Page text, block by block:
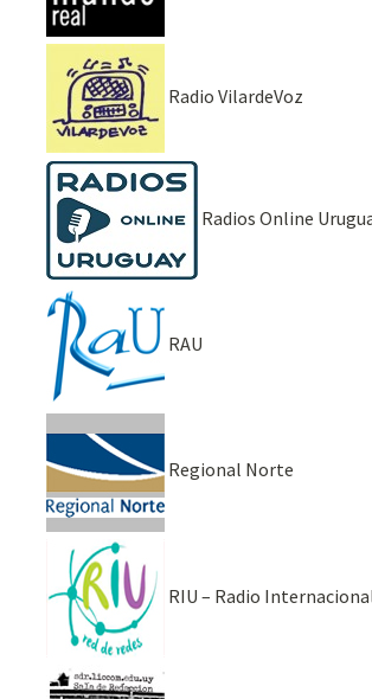
Radio VilardeVoz
Radios Online
RAU
Regional Norte
RIU – Radio